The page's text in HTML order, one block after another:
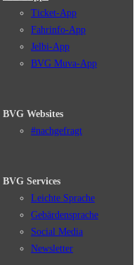
Ticket-App
Fahrinfo-App
Jelbi-App
BVG Muva-App
BVG Websites
#nachgefragt
BVG Services
Leichte Sprache
Gebärdensprache
Social Media
Newsletter